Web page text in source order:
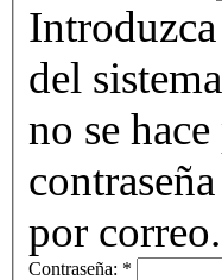
del
no se
por correo.
Contraseña: *